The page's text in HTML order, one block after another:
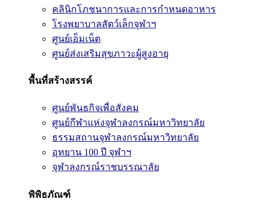
คลินิกโภชนาการและการกำหนดอาหาร
โรงพยาบาลสัตว์เล็กจุฬาฯ
ศูนย์เอ็มเน็ต
ศูนย์ส่งเสริมสุขภาวะผู้สูงอายุ
พื้นที่สร้างสรรค์
ศูนย์พันธกิจเพื่อสังคม
ศูนย์กีฬาแห่งจุฬาลงกรณ์มหาวิทยาลัย
ธรรมสถานจุฬาลงกรณ์มหาวิทยาลัย
อุทยาน 100 ปี จุฬาฯ
จุฬาลงกรณ์ราชบรรณาลัย
พิพิธภัณฑ์